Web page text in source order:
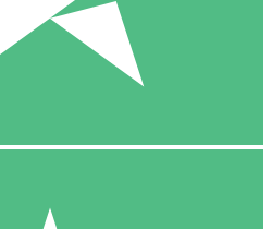
10 00
10 Descargas